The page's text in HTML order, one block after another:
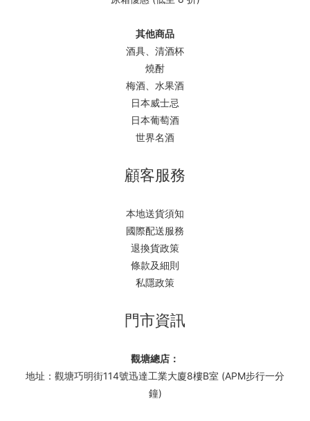
其他商品
酒具、清酒杯
燒酎
梅酒、水果酒
日本威士忌
日本葡萄酒
世界名酒
顧客服務
本地送貨須知
國際配送服務
退換貨政策
條款及細則
私隱政策
門市資訊
觀塘總店：
地址：觀塘巧明街114號迅達工業大廈8樓B室 (APM步行一分
鐘)